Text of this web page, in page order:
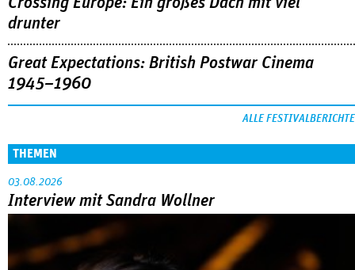
Abarbeitung an der eigenen Familie war das große Thema in
der Reihe »Neues deutsches Kino« beim Filmfest München.
MEHR
DOK.fest München 2026
Crossing Europe: Ein großes Dach mit viel
drunter
Great Expectations: British Postwar Cinema
1945–1960
ALLE FESTIVALBERICHTE